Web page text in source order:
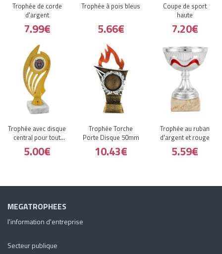
Trophée de corde
d'argent
7.99€
Trophée à pois bleus
5.66€
Coupe de sport
haute
7.20€
Trophée avec disque
central pour tout
sport
5.00€
Trophée Torche
Porte Disque 50mm
10.43€
Trophée au ruban
d'argent et rouge
5.59€
MEGATROPHEES
l'information d'entreprise
Secteur publique